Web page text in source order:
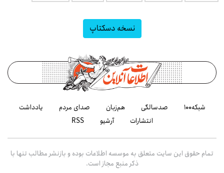
نسخه دسکتاپ
شبکه۱۰۰ صدسالگی هم‌زبان صدای مردم
یادداشت
انتشارات
آرشیو RSS
تمام حقوق این سایت متعلق به موسسه اطلاعات بوده و بازنشر مطالب تنها با
ذکر منبع مجاز است.